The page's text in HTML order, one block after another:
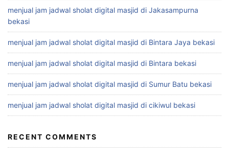
menjual jam jadwal sholat digital masjid di Jakasampurna
bekasi
menjual jam jadwal sholat digital masjid di Bintara Jaya bekasi
menjual jam jadwal sholat digital masjid di Bintara bekasi
menjual jam jadwal sholat digital masjid di Sumur Batu bekasi
menjual jam jadwal sholat digital masjid di cikiwul bekasi
RECENT COMMENTS